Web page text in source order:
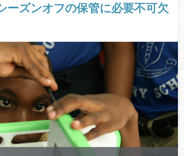
ーズンオフの保管に必要不可欠